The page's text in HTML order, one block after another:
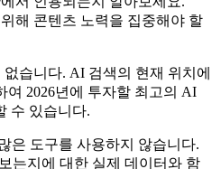
해 콘텐츠 노력을 집중해야 할
습니다. AI 검색의 현재 위치에
여 2026년에 투자할 최고의 AI
수 있습니다.
은 도구를 사용하지 않습니다.
는지에 대한 실제 데이터와 함